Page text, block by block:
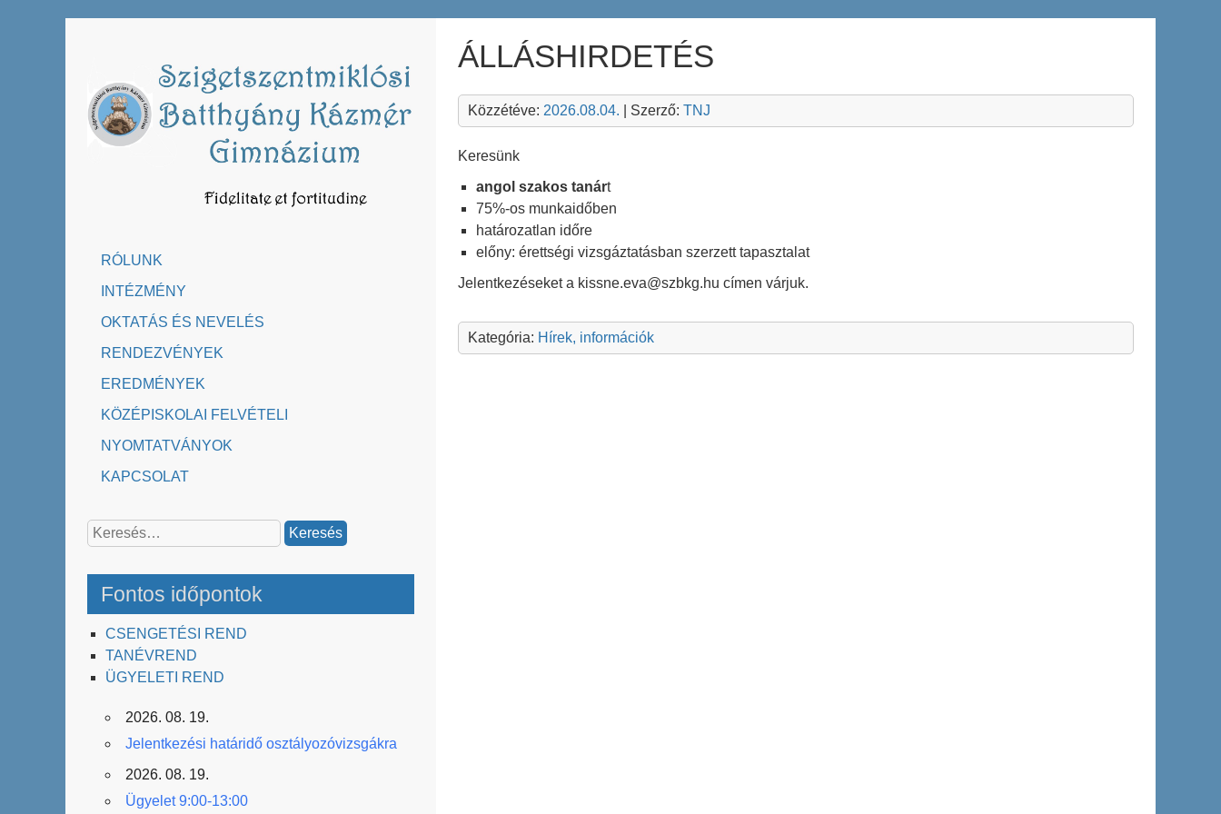
RÓLUNK
INTÉZMÉNY
OKTATÁS ÉS NEVELÉS
RENDEZVÉNYEK
EREDMÉNYEK
KÖZÉPISKOLAI FELVÉTELI
NYOMTATVÁNYOK
KAPCSOLAT
Keresés:
Fontos időpontok
CSENGETÉSI REND
TANÉVREND
ÜGYELETI REND
2026. 08. 19.
Jelentkezési határidő osztályozóvizsgákra
2026. 08. 19.
Ügyelet 9:00-13:00
ÁLLÁSHIRDETÉS
Közzétéve: 2026.08.04. | Szerző: TNJ
Keresünk
angol szakos tanárt
75%-os munkaidőben
határozatlan időre
előny: érettségi vizsgáztatásban szerzett tapasztalat
Jelentkezéseket a kissne.eva@szbkg.hu címen várjuk.
Kategória: Hírek, információk